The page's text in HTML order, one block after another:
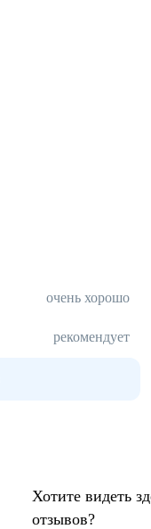
очень хорошо
рекомендует
Хотите видеть
отзывов?